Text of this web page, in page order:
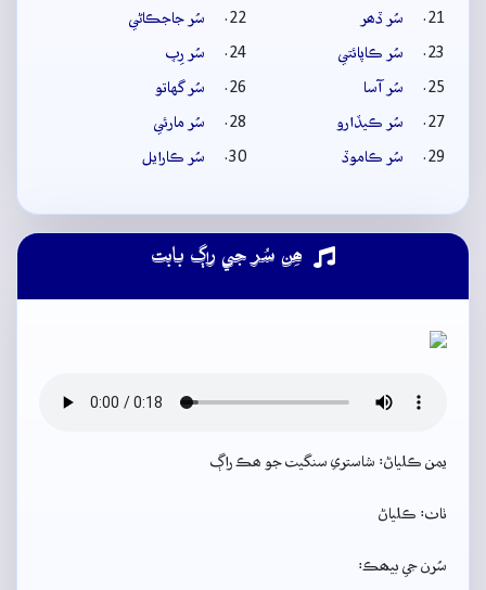
سُر ڏھر
سُر جاجڪاڻي
سُر ڪاپائتي
سُر رِپ
سُر آسا
سُر گهاتو
سُر ڪيڏارو
سُر مارئي
سُر ڪاموڏ
سُر ڪارايل
ھِن سُر جي راڳ بابت
يمن ڪلياڻ: شاستري سنگيت جو ھڪ راڳ
ٺاٺ: ڪلياڻ
سُرن جي بيھڪ: